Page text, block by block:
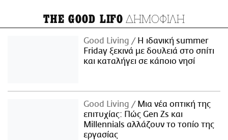
THE GOOD LIFO ΔΗΜΟΦΙΛΗ
Good Living
Η ιδανική summer
Friday ξεκινά με δουλειά στο σπίτι
και καταλήγει σε κάποιο νησί
Good Living
Μια νέα οπτική της
επιτυχίας: Πώς Gen Zs και
Millennials αλλάζουν το τοπίο της
εργασίας